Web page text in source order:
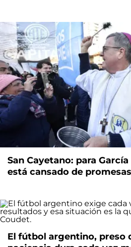
San Cayetano: para
está cansado de
El fútbol argentino, preso